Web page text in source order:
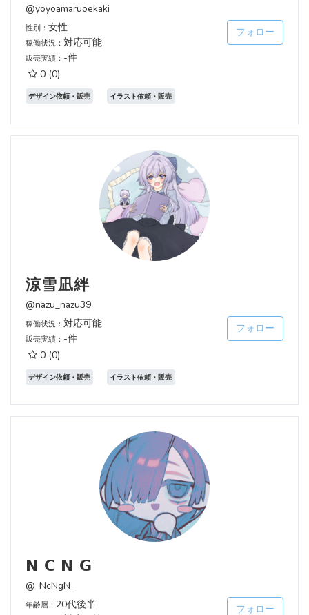
@yoyoamaruoekaki
性別： 女性
稼働状況： 対応可能
販売実績： -件
0 (0)
フォロー
デザイン依頼・販売 イラスト依頼・販売
涼雪凪絆
@nazu_nazu39
稼働状況： 対応可能
販売実績： -件
0 (0)
フォロー
デザイン依頼・販売 イラスト依頼・販売
𝗡 𝗖 𝗡 𝗚
@_NcNgN_
年齢層： 20代後半
フォロー